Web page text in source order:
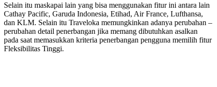
Selain itu maskapai lain yang bisa menggunakan fitur ini antara lain
Cathay Pacific, Garuda Indonesia, Etihad, Air France, Lufthansa,
dan KLM. Selain itu Traveloka memungkinkan adanya perubahan –
perubahan detail penerbangan jika memang dibutuhkan asalkan
pada saat memasukkan kriteria penerbangan pengguna memilih fitur
Fleksibilitas Tinggi.